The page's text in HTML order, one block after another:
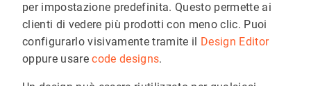
per impostazione predefinita. Questo permette ai
clienti di vedere più prodotti con meno clic. Puoi
configurarlo visivamente tramite il
Design Editor
oppure usarecode designs.